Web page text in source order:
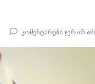
კომენტარები ჯერ არ